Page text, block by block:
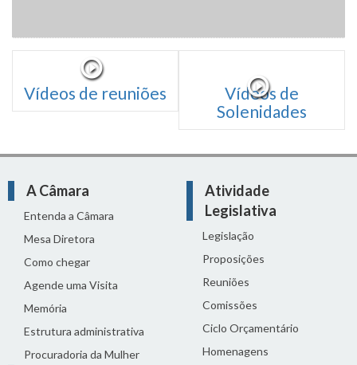
Vídeos de reuniões
Vídeos de
Solenidades
A Câmara
Entenda a Câmara
Mesa Diretora
Como chegar
Agende uma Visita
Memória
Estrutura administrativa
Procuradoria da Mulher
Atividade
Legislativa
Legislação
Proposições
Reuniões
Comissões
Ciclo Orçamentário
Homenagens